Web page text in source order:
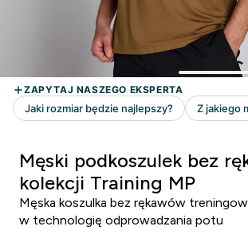
Męski podkoszulek bez
kolekcji Training MP
Męska koszulka bez rękawów
w technologię odprowadzania potu